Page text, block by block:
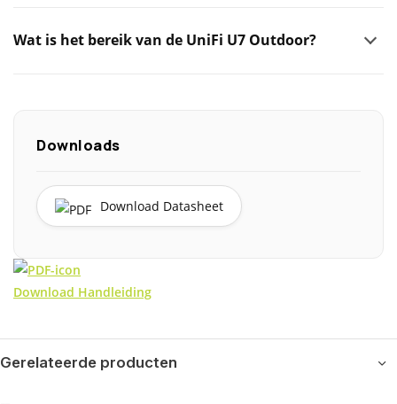
Wat is het bereik van de UniFi U7 Outdoor?
Downloads
Download Datasheet
Download Handleiding
Gerelateerde producten